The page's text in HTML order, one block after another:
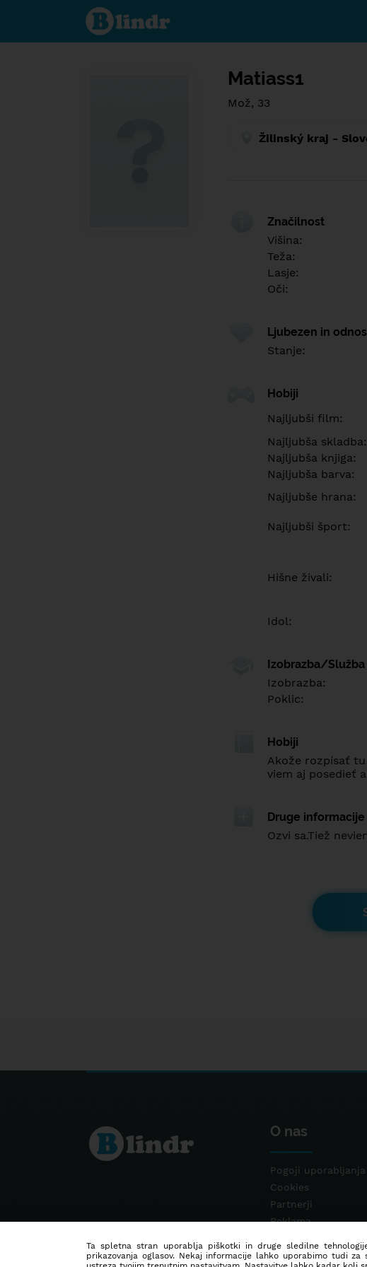
Find out
what's
under
Matiass1
Mož, 33
Žilinský kraj -
Značilnost
Višina:
Teža:
Lasje:
Oči:
Ljubezen in
Stanje:
Hobiji
Najljubši film:
Najljubša skladba:
Najljubša knjiga:
Najljubša barva:
Najljubše hrana:
Najljubši šport:
Hišne živali:
Idol:
Izobrazba/Služba
Izobrazba:
Poklic:
Hobiji
Akože rozpísať
viem aj posedieť
Druge informacije
Ozvi sa.Tiež
O nas
Pogoji uporabljanja
Cookies
Partnerji
Reklama
Ta spletna stran uporablja piškotki in druge sledilne
prikazovanja oglasov. Nekaj informacije lahko uporabimo tudi